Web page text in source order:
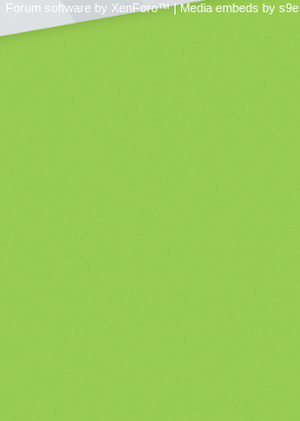
Forum software by XenForo™|Media embeds by s9e